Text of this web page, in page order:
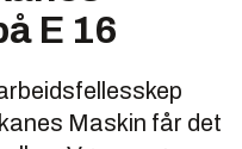
E 16
Maskin får det